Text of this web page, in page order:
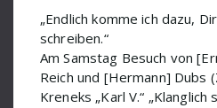
IGNM-Fest
Jemnitz Alexander
Klug Ernst
„Endlich komme ich dazu,
schreiben.“
Am Samstag Besuch von
Reich und [Hermann] Dubs
Kreneks „Karl V.“